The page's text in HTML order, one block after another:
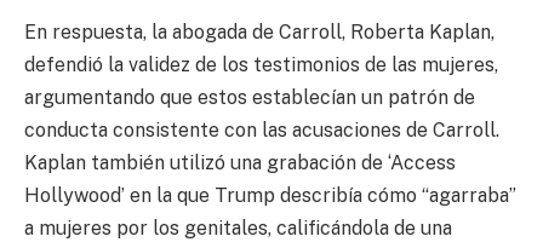
En respuesta, la abogada de Carroll, Roberta Kaplan,
defendió la validez de los testimonios de las mujeres,
argumentando que estos establecían un patrón de
conducta consistente con las acusaciones de Carroll.
Kaplan también utilizó una grabación de ‘Access
Hollywood’ en la que Trump describía cómo “agarraba”
a mujeres por los genitales, calificándola de una